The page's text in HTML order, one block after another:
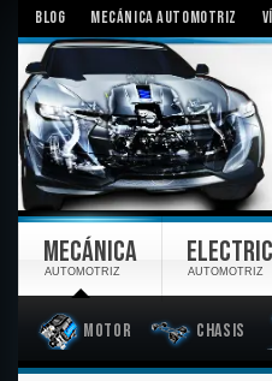
BLOG MECÁNICA AUTOMOTRIZ
MECÁNICA
AUTOMOTRIZ
Motor Chasis
AUTOMOTRIZ